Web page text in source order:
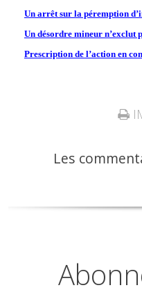
Un arrêt sur la péremption
Un désordre mineur n’exclut
Prescription de l’action en
Les